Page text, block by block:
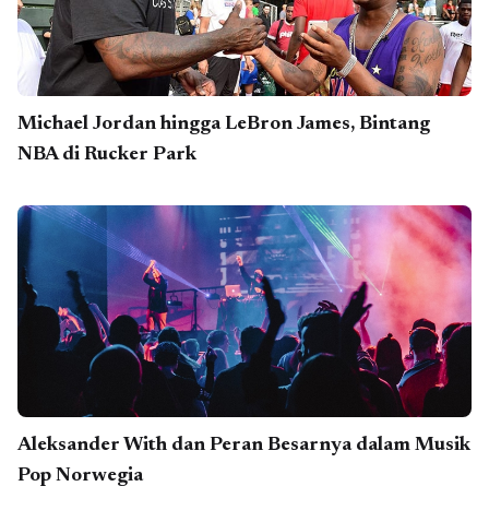
Michael Jordan hingga LeBron James, Bintang
NBA di Rucker Park
Aleksander With dan Peran Besarnya dalam Musik
Pop Norwegia